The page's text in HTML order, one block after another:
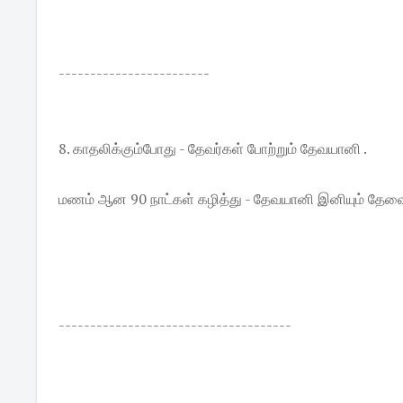
------------------------
8. காதலிக்கும்போது - தேவர்கள் போற்றும் தேவயானி .
மணம் ஆன 90 நாட்கள் கழித்து - தேவயானி இனியும்
-------------------------------------